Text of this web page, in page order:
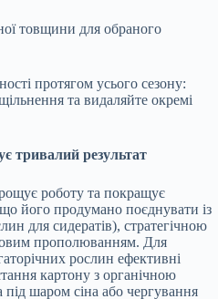
товщини для обраного
протягом усього сезону:
та видаляйте окремі
тривалий результат
роботу та покращує
його продумано поєднувати із
для сидератів), стратегічною
прополюванням. Для
рослин ефективні
картону з органічною
шаром сіна або чергування